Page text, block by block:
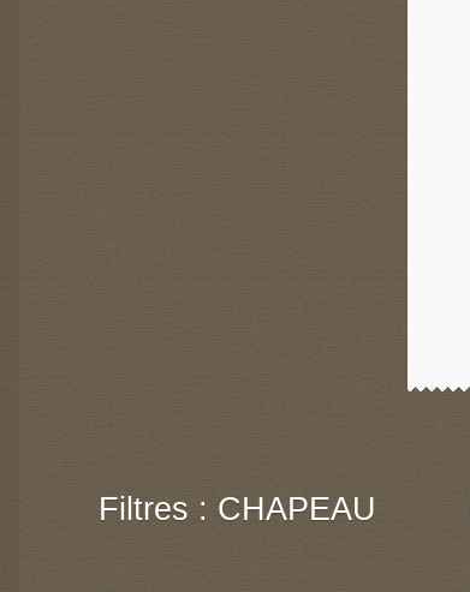
Filtres : CHAPEAU